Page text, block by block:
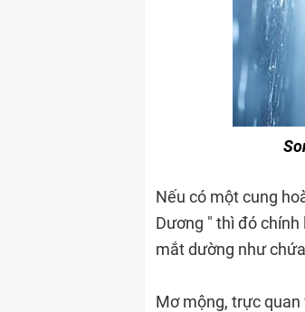
Nếu có một cung
Dương " thì đó
mắt dường như
Mơ mộng, trực